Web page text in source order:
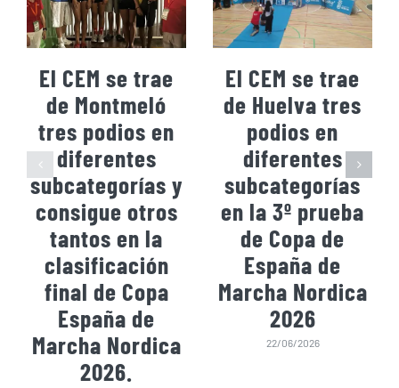
El CEM se trae
de Montmeló
tres podios en
diferentes
subcategorías y
consigue otros
tantos en la
clasificación
final de Copa
España de
Marcha Nordica
2026.
El CEM se trae
de Huelva tres
podios en
diferentes
subcategorías
en la 3º prueba
de Copa de
España de
Marcha Nordica
2026
22/06/2026